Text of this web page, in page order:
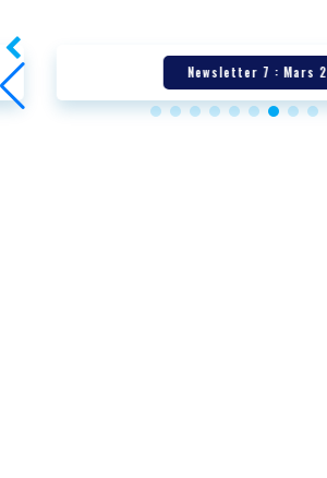
Newsletter 7 : Mars 2026